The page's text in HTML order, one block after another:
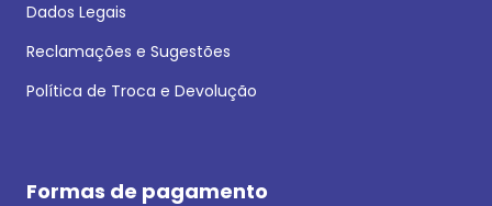
Dados Legais
Reclamações e Sugestões
Política de Troca e Devolução
Formas de pagamento